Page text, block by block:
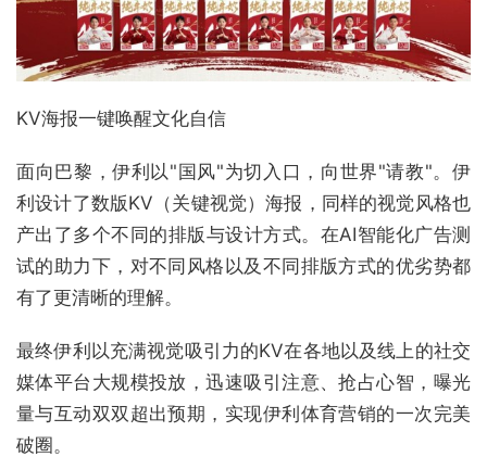
KV海报一键唤醒文化自信
面向巴黎，伊利以"国风"为切入口，向世界"请教"。伊
利设计了数版KV（关键视觉）海报，同样的视觉风格也
产出了多个不同的排版与设计方式。在AI智能化广告测
试的助力下，对不同风格以及不同排版方式的优劣势都
有了更清晰的理解。
最终伊利以充满视觉吸引力的KV在各地以及线上的社交
媒体平台大规模投放，迅速吸引注意、抢占心智，曝光
量与互动双双超出预期，实现伊利体育营销的一次完美
破圈。